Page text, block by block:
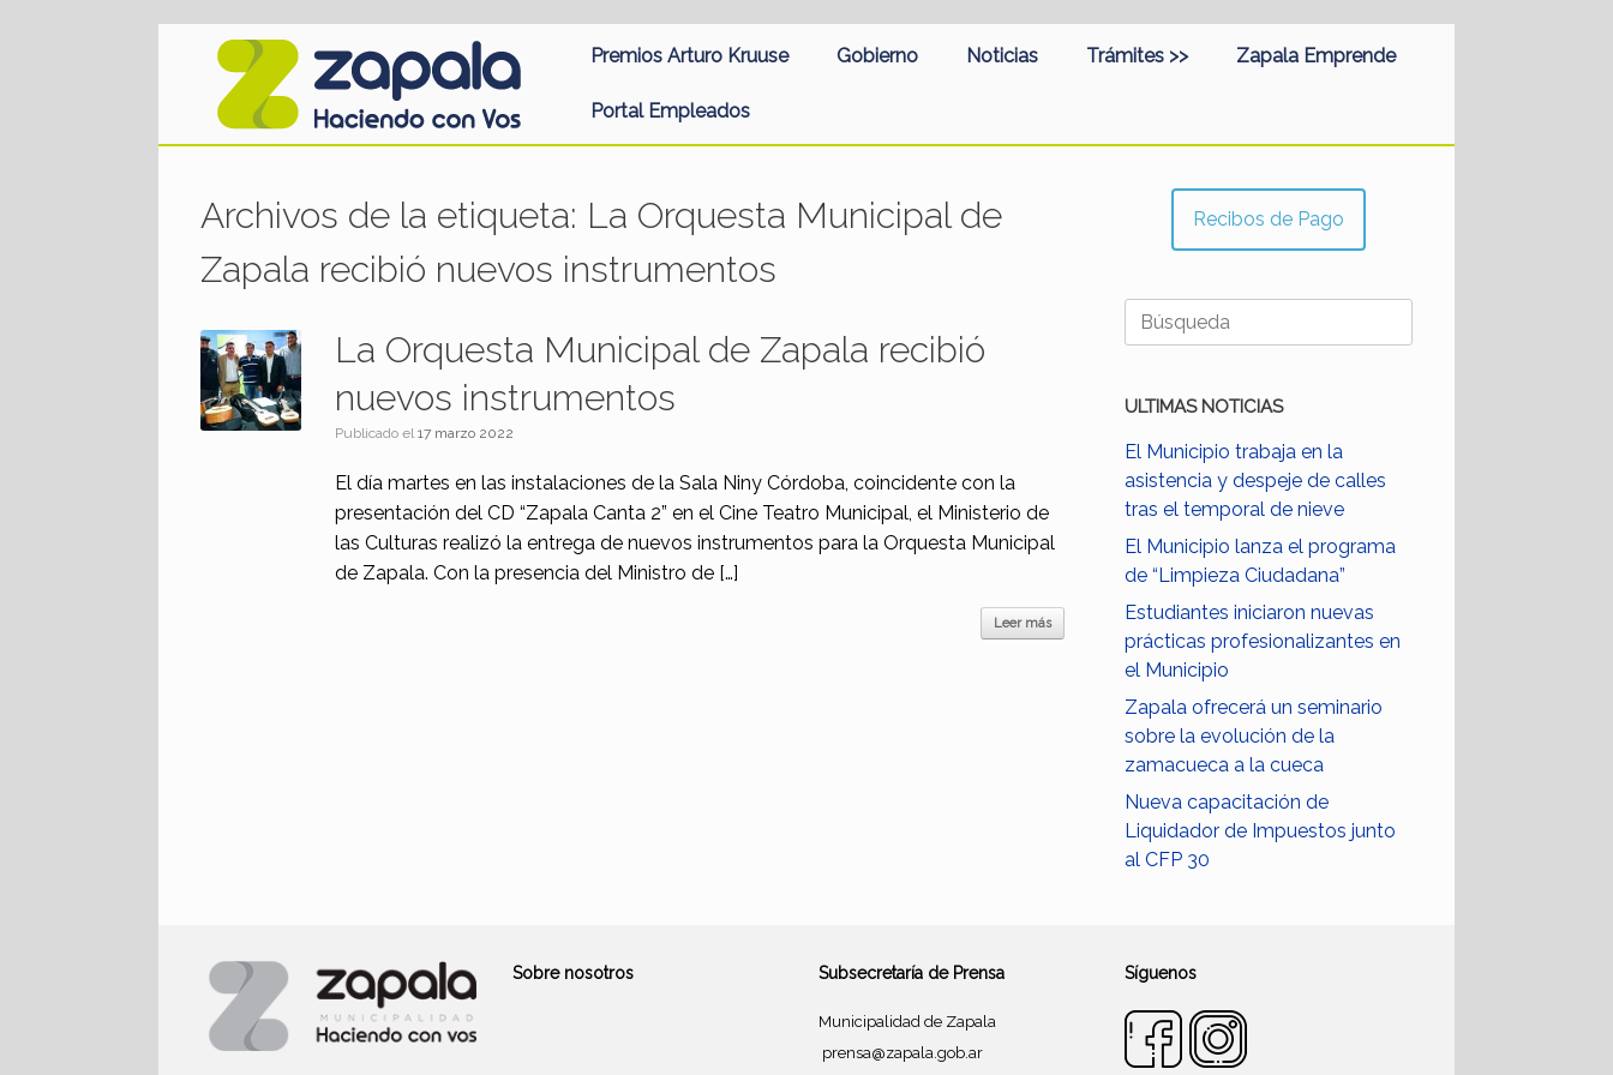
Premios Arturo Kruuse Gobierno Noticias Trámites >> Zapala Emprende
Portal Empleados
Archivos de la etiqueta: La Orquesta Municipal de
Zapala recibió nuevos instrumentos
La Orquesta Municipal de Zapala recibió
nuevos instrumentos
Publicado el17 marzo 2022
El día martes en las instalaciones de la Sala Niny Córdoba, coincidente con la
presentación del CD “Zapala Canta 2” en el Cine Teatro Municipal, el Ministerio de
las Culturas realizó la entrega de nuevos instrumentos para la Orquesta Municipal
de Zapala. Con la presencia del Ministro de […]
Leer más
Recibos de Pago
Buscar:
ULTIMAS NOTICIAS
El Municipio trabaja en la
asistencia y despeje de calles
tras el temporal de nieve
El Municipio lanza el programa
de “Limpieza Ciudadana”
Estudiantes iniciaron nuevas
prácticas profesionalizantes en
el Municipio
Zapala ofrecerá un seminario
sobre la evolución de la
zamacueca a la cueca
Nueva capacitación de
Liquidador de Impuestos junto
al CFP 30
Sobre nosotros Subsecretaría de Prensa
Municipalidad de Zapala
prensa@zapala.gob.ar
Síguenos